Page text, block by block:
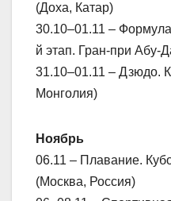
(Доха, Катар)
30.10–01.11 –
й этап. Гран-при Абу-
31.10–01.11 – Дзюдо.
Монголия)
Ноябрь
06.11 – Плавание.
(Москва, Россия)